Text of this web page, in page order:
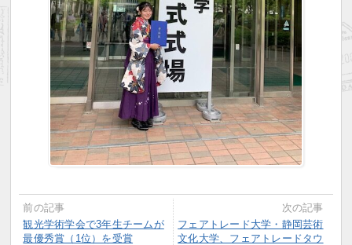
前の記事
観光学術学会で3年生チームが
最優秀賞（1位）を受賞
次の記事
フェアトレード大学・静岡芸術
文化大学、フェアトレードタウ